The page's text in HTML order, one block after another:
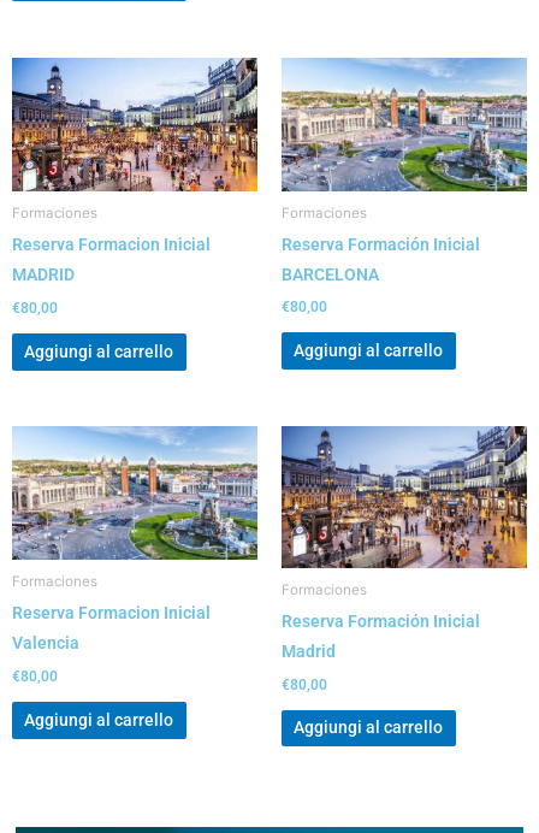
Formaciones
Reserva Formacion Inicial
MADRID
€80,00
Aggiungi al carrello
Formaciones
Reserva Formación Inicial
BARCELONA
€80,00
Aggiungi al carrello
Formaciones
Reserva Formacion Inicial
Valencia
€80,00
Aggiungi al carrello
Formaciones
Reserva Formación Inicial
Madrid
€80,00
Aggiungi al carrello